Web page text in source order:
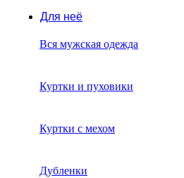
Для неё
Вся мужская одежда
Куртки и пуховики
Куртки с мехом
Дубленки